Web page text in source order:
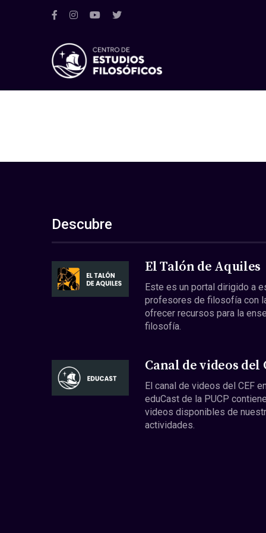
Descubre
El Talón de Aquiles
Este es un portal dirigido a
profesores de filosofía con
ofrecer recursos para la
filosofía.
Canal de videos del
El canal de videos del CEF
eduCast de la PUCP
videos disponibles de
actividades.